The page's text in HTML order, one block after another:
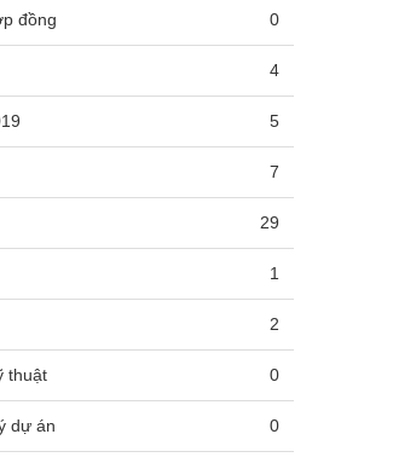
đồng 0
4
5
7
29
1
2
thuật 0
dự án 0